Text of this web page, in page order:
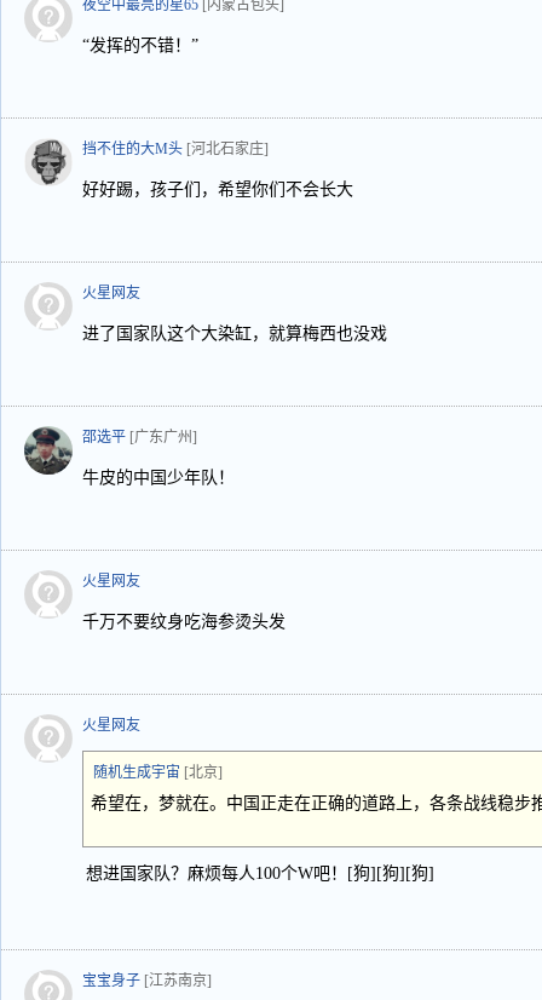
夜空中最亮的星65 [内蒙古包头]
“发挥的不错！”
挡不住的大M头 [河北石家庄]
好好踢，孩子们，希望你们不会长大
火星网友
进了国家队这个大染缸，就算梅西也没戏
邵选平 [广东广州]
牛皮的中国少年队！
火星网友
千万不要纹身吃海参烫头发
火星网友
随机生成宇宙 [北京]
希望在，梦就在。中国正走在正确的道路上，各条战线稳步
想进国家队？麻烦每人100个W吧！[狗][狗][狗]
宝宝身子 [江苏南京]